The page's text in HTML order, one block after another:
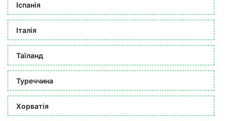
Іспанія
Італія
Таїланд
Туреччина
Хорватія